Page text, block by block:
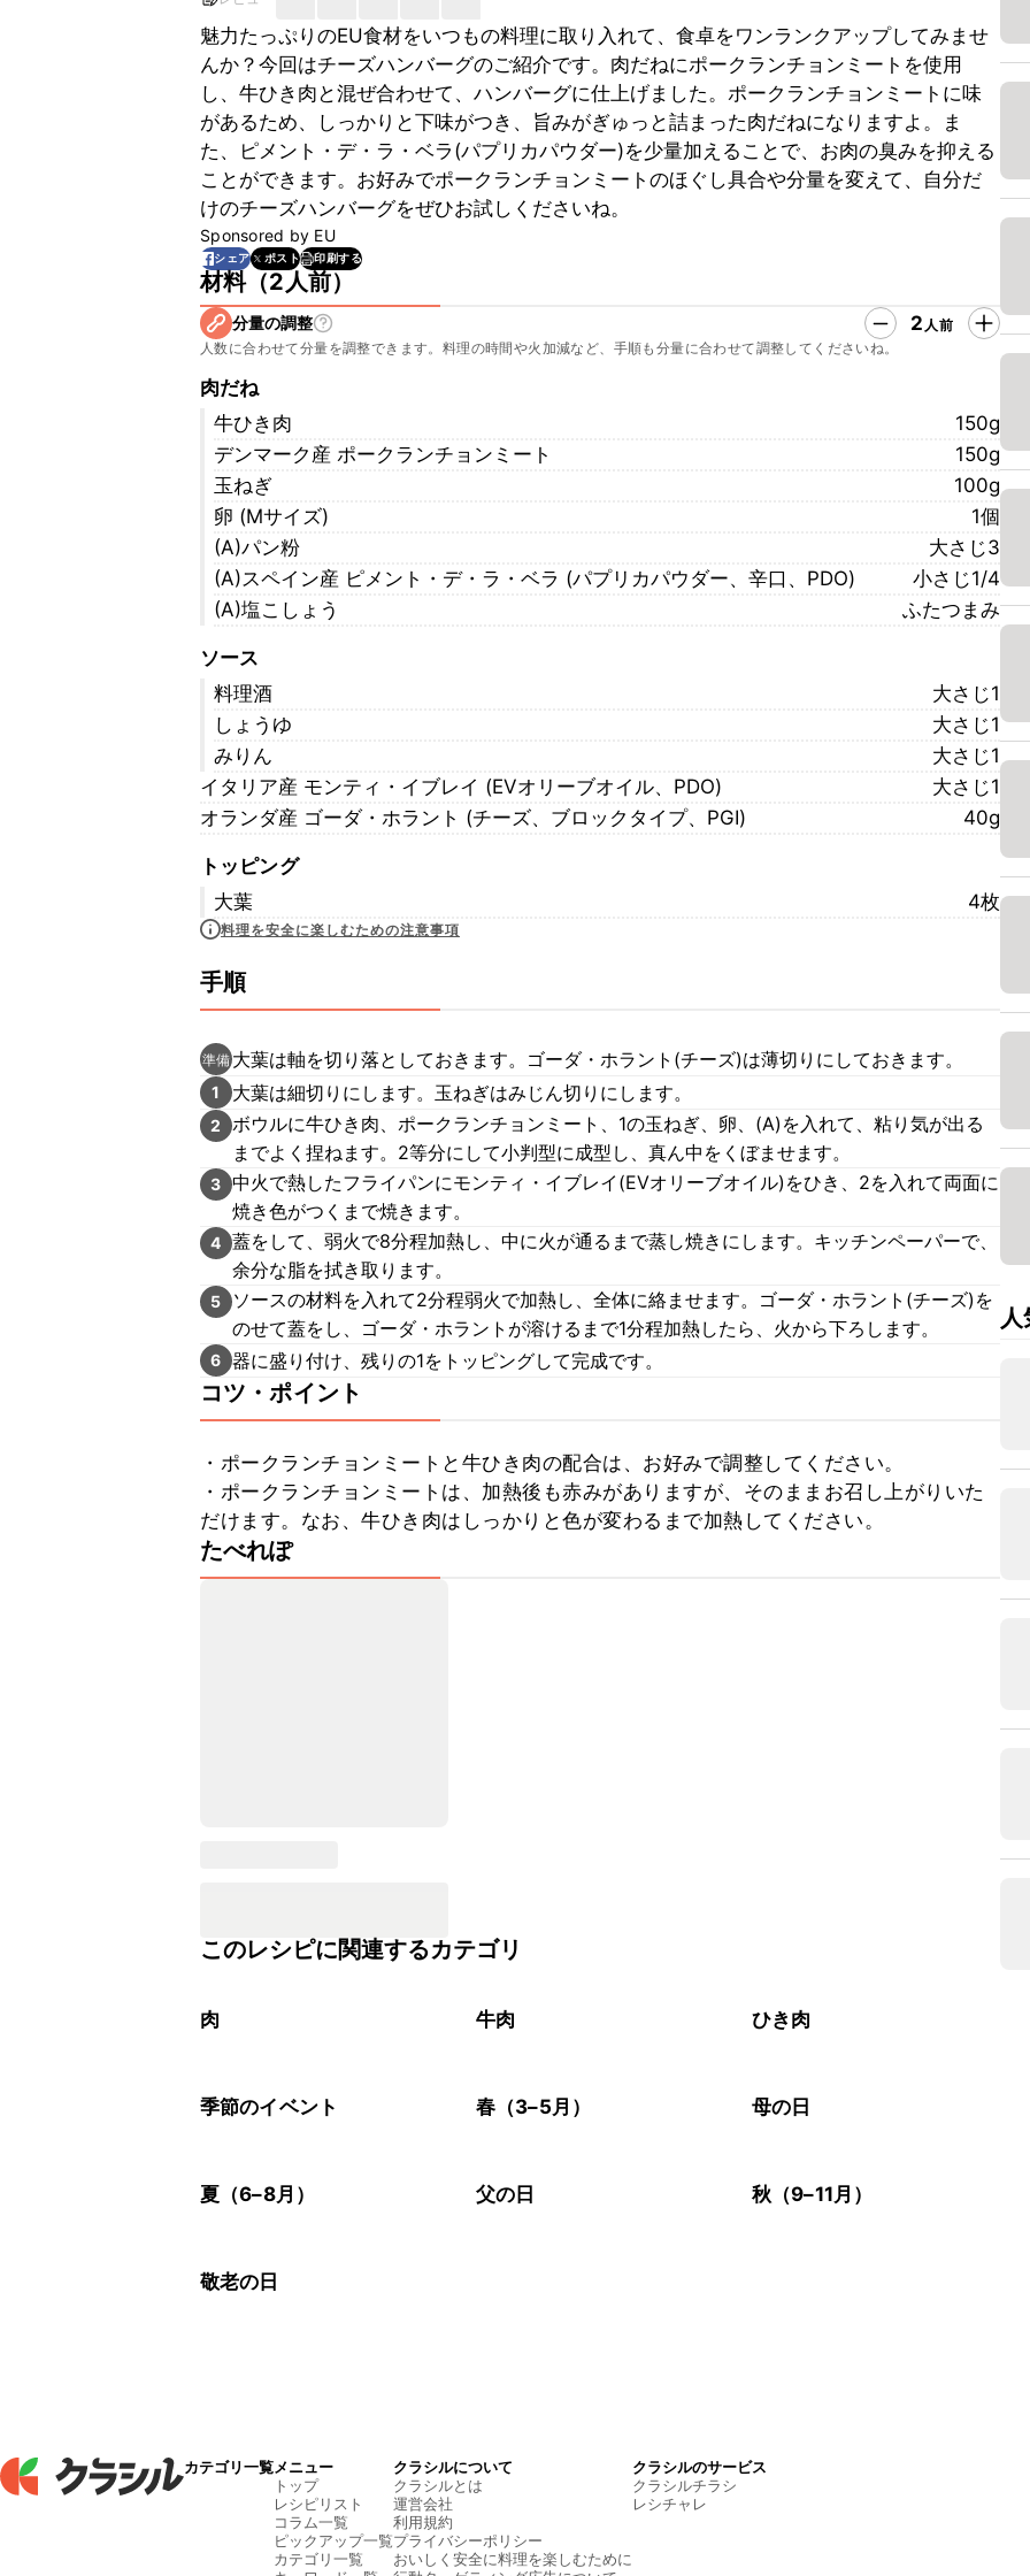
魅力たっぷりのEU食材をいつもの料理に取り入れて、食卓をワンランクアップしてみませ
んか？今回はチーズハンバーグのご紹介です。肉だねにポークランチョンミートを使用
し、牛ひき肉と混ぜ合わせて、ハンバーグに仕上げました。ポークランチョンミートに味
があるため、しっかりと下味がつき、旨みがぎゅっと詰まった肉だねになりますよ。ま
た、ピメント・デ・ラ・ベラ(パプリカパウダー)を少量加えることで、お肉の臭みを抑える
ことができます。お好みでポークランチョンミートのほぐし具合や分量を変えて、自分だ
けのチーズハンバーグをぜひお試しくださいね。
Sponsored by EU
シェア ポスト 印刷する
材料（2人前）
分量の調整 2 人前
人数に合わせて分量を調整できます。料理の時間や火加減など、手順も分量に合わせて調整してくださいね。
肉だね
牛ひき肉
150g
デンマーク産 ポークランチョンミート
150g
玉ねぎ
100g
卵 (Mサイズ)
1個
(A)パン粉
大さじ3
(A)スペイン産 ピメント・デ・ラ・ベラ (パプリカパウダー、辛口、PDO)
小さじ1/4
(A)塩こしょう
ふたつまみ
ソース
料理酒
大さじ1
しょうゆ
大さじ1
みりん
大さじ1
イタリア産 モンティ・イブレイ (EVオリーブオイル、PDO)
大さじ1
オランダ産 ゴーダ・ホラント (チーズ、ブロックタイプ、PGI)
40g
トッピング
大葉
4枚
料理を安全に楽しむための注意事項
手順
準備 大葉は軸を切り落としておきます。ゴーダ・ホラント(チーズ)は薄切りにしておきます。
1 大葉は細切りにします。玉ねぎはみじん切りにします。
2
ボウルに牛ひき肉、ポークランチョンミート、1の玉ねぎ、卵、(A)を入れて、粘り気が出る
までよく捏ねます。2等分にして小判型に成型し、真ん中をくぼませます。
3 中火で熱したフライパンにモンティ・イブレイ(EVオリーブオイル)をひき、2を入れて両面に
焼き色がつくまで焼きます。
4 蓋をして、弱火で8分程加熱し、中に火が通るまで蒸し焼きにします。キッチンペーパーで、
余分な脂を拭き取ります。
5
ソースの材料を入れて2分程弱火で加熱し、全体に絡ませます。ゴーダ・ホラント(チーズ)を
のせて蓋をし、ゴーダ・ホラントが溶けるまで1分程加熱したら、火から下ろします。
6 器に盛り付け、残りの1をトッピングして完成です。
コツ・ポイント
・ポークランチョンミートと牛ひき肉の配合は、お好みで調整してください。
・ポークランチョンミートは、加熱後も赤みがありますが、そのままお召し上がりいた
だけます。なお、牛ひき肉はしっかりと色が変わるまで加熱してください。
たべれぽ
このレシピに関連するカテゴリ
肉 牛肉 ひき肉
季節のイベント 春（3–5月） 母の日
夏（6–8月） 父の日 秋（9–11月）
敬老の日
カテゴリ一覧メニュー
トップ
レシピリスト
コラム一覧
ピックアップ一覧
カテゴリ一覧
クラシルについて
クラシルとは
運営会社
利用規約
プライバシーポリシー
おいしく安全に料理を楽しむために
クラシルのサービス
クラシルチラシ
レシチャレ